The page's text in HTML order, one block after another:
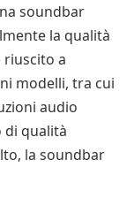
soundbar
la qualità
riuscito a
modelli, tra cui
audio
di qualità
la soundbar